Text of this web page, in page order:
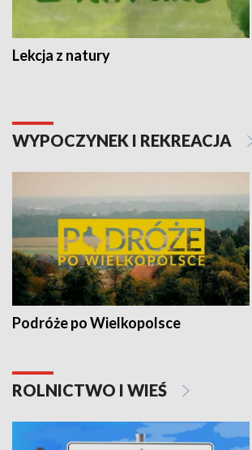
Lekcja z natury
WYPOCZYNEK I REKREACJA
Podróże po Wielkopolsce
ROLNICTWO I WIEŚ